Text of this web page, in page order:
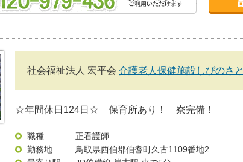
社会福祉法人 宏平会 介護老人保健施設しびのさと
☆年間休日124日☆ 保育所あり！ 寮完備！
職種
正看護師
勤務地
鳥取県西伯郡伯耆町久古1109番地2